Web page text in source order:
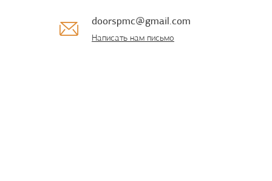
doorspmc@gmail.com
Написать нам письмо